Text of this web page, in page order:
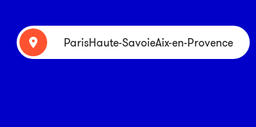
ParisHaute-SavoieAix-en-Provence